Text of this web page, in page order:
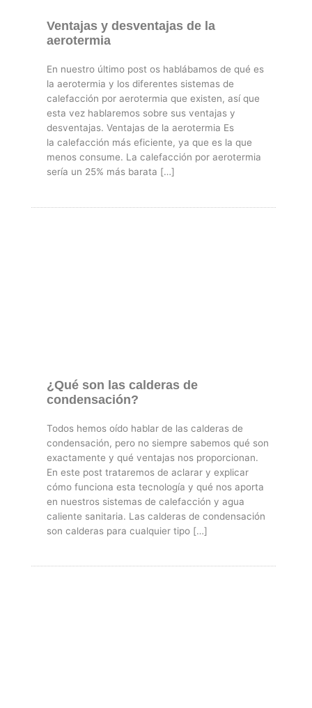
Ventajas y desventajas de la
aerotermia
En nuestro último post os hablábamos de qué es
la aerotermia y los diferentes sistemas de
calefacción por aerotermia que existen, así que
esta vez hablaremos sobre sus ventajas y
desventajas. Ventajas de la aerotermia Es
la calefacción más eficiente, ya que es la que
menos consume. La calefacción por aerotermia
sería un 25% más barata […]
¿Qué son las calderas de
condensación?
Todos hemos oído hablar de las calderas de
condensación, pero no siempre sabemos qué son
exactamente y qué ventajas nos proporcionan.
En este post trataremos de aclarar y explicar
cómo funciona esta tecnología y qué nos aporta
en nuestros sistemas de calefacción y agua
caliente sanitaria. Las calderas de condensación
son calderas para cualquier tipo […]